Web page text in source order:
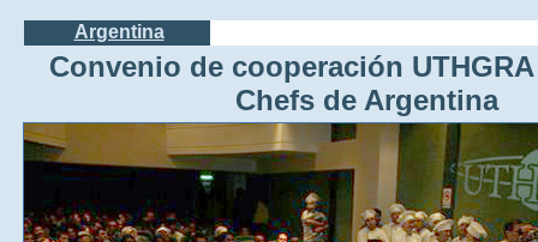
Argentina
Convenio de cooperación
Chefs de Argentina